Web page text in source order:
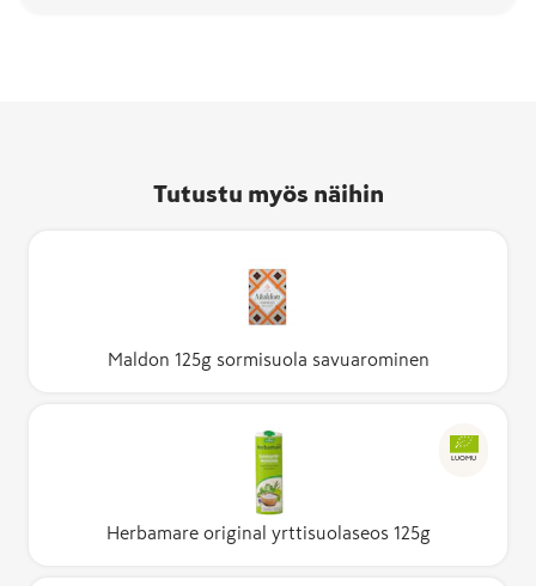
Tutustu myös näihin
Maldon 125g sormisuola savuarominen
Herbamare original yrttisuolaseos 125g
LUOMU